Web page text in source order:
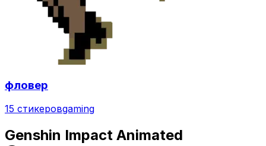
фловер
15 стикеровgaming
Genshin Impact Animated